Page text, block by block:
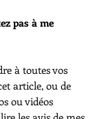
pas à me
à toutes vos
article, ou de
ou vidéos